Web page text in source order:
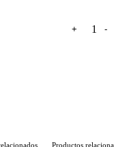
-
+
Productos